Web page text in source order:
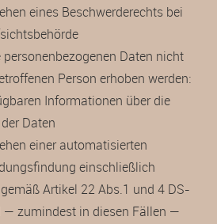
eines Beschwerderechts bei
personenbezogenen Daten nicht
Person erhoben werden:
Informationen über die
Daten
einer automatisierten
einschließlich
Artikel 22 Abs.1 und 4 DS-
— zumindest in diesen Fällen —